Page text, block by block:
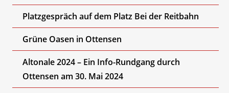
Platzgespräch auf dem Platz Bei der Reitbahn
Grüne Oasen in Ottensen
Altonale 2024 – Ein Info-Rundgang durch
Ottensen am 30. Mai 2024